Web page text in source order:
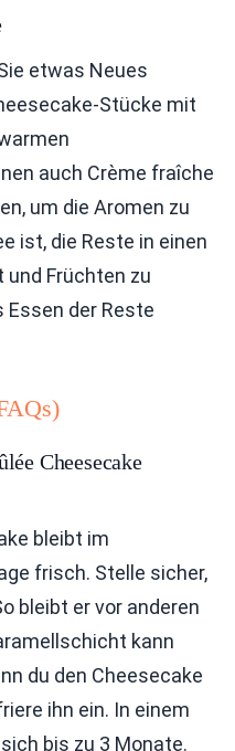
etwas Neues
Stücke mit
auch Crème fraîche
um die Aromen zu
ist, die Reste in einen
Früchten zu
Essen der Reste
Cheesecake
bleibt im
frisch. Stelle sicher,
bleibt er vor anderen
kann
du den Cheesecake
ihn ein. In einem
bis zu 3 Monate.